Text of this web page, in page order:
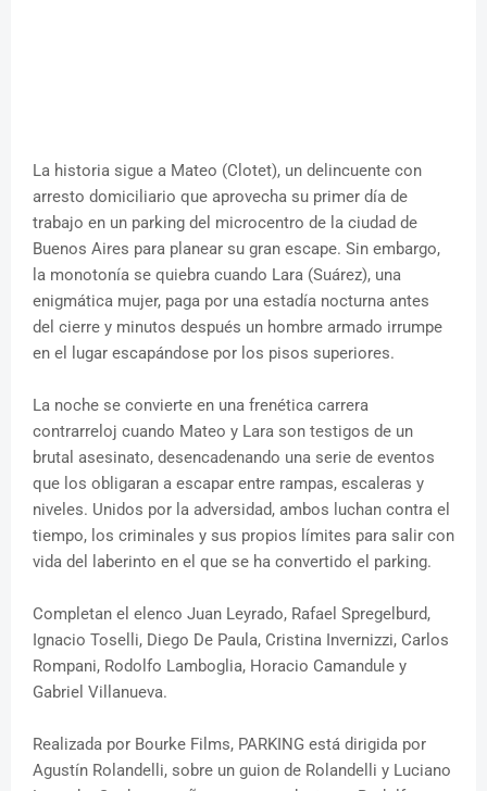
La historia sigue a Mateo (Clotet), un delincuente con
arresto domiciliario que aprovecha su primer día de
trabajo en un parking del microcentro de la ciudad de
Buenos Aires para planear su gran escape. Sin embargo,
la monotonía se quiebra cuando Lara (Suárez), una
enigmática mujer, paga por una estadía nocturna antes
del cierre y minutos después un hombre armado irrumpe
en el lugar escapándose por los pisos superiores.
La noche se convierte en una frenética carrera
contrarreloj cuando Mateo y Lara son testigos de un
brutal asesinato, desencadenando una serie de eventos
que los obligaran a escapar entre rampas, escaleras y
niveles. Unidos por la adversidad, ambos luchan contra el
tiempo, los criminales y sus propios límites para salir con
vida del laberinto en el que se ha convertido el parking.
Completan el elenco Juan Leyrado, Rafael Spregelburd,
Ignacio Toselli, Diego De Paula, Cristina Invernizzi, Carlos
Rompani, Rodolfo Lamboglia, Horacio Camandule y
Gabriel Villanueva.
Realizada por Bourke Films, PARKING está dirigida por
Agustín Rolandelli, sobre un guion de Rolandelli y Luciano